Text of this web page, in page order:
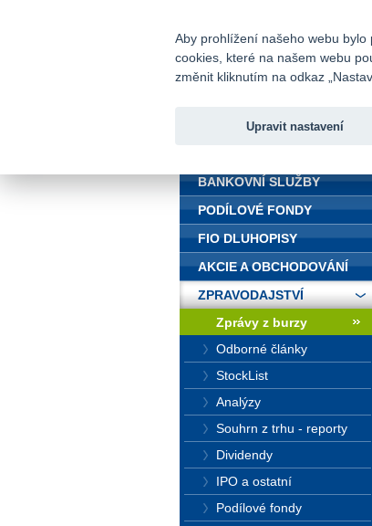
Fio
BANKOVNÍ SLUŽBY
PODÍLOVÉ FONDY
FIO DLUHOPISY
AKCIE A OBCHODOVÁNÍ
ZPRAVODAJSTVÍ
Zprávy z burzy
Odborné články
StockList
Analýzy
Souhrn z trhu - reporty
Dividendy
IPO a ostatní
Podílové fondy
Aby prohlížení našeho webu
cookies, které na našem webu
změnit kliknutím na odkaz
Upravit nastavení